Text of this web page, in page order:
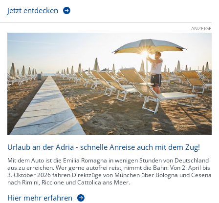
Jetzt entdecken
ANZEIGE
Urlaub an der Adria - schnelle Anreise auch mit dem Zug!
Mit dem Auto ist die Emilia Romagna in wenigen Stunden von Deutschland
aus zu erreichen. Wer gerne autofrei reist, nimmt die Bahn: Von 2. April bis
3. Oktober 2026 fahren Direktzüge von München über Bologna und Cesena
nach Rimini, Riccione und Cattolica ans Meer.
Hier mehr erfahren